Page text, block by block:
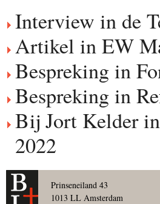
Interview in de
Artikel in EW
Bespreking in
Bespreking in
Bij Jort Kelder
2022
Prinseneiland 43
1013 LL Amsterdam